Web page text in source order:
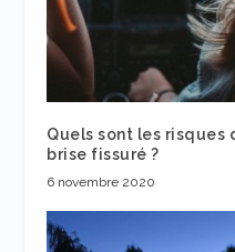
Quels sont les risques
brise fissuré ?
6 novembre 2020